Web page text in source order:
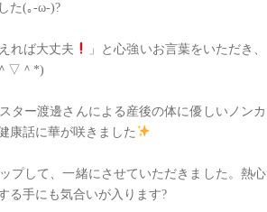
た(｡-ω-)?
れば大丈夫
」と心強いお言葉をいただき、
▽＾*)
ター渡邊さんによる産後の体に優しいノンカ
康話に華が咲きました
プして、一緒にさせていただきました。熱心
る手にも気合いが入ります?